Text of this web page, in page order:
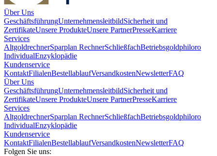
Über Uns
GeschäftsführungUnternehmensleitbildSicherheit und
ZertifikateUnsere ProdukteUnsere PartnerPresseKarriere
Services
AltgoldrechnerSparplan RechnerSchließfachBetriebsgoldphiloro
IndividualEnzyklopädie
Kundenservice
KontaktFilialenBestellablaufVersandkostenNewsletterFAQ
Über Uns
GeschäftsführungUnternehmensleitbildSicherheit und
ZertifikateUnsere ProdukteUnsere PartnerPresseKarriere
Services
AltgoldrechnerSparplan RechnerSchließfachBetriebsgoldphiloro
IndividualEnzyklopädie
Kundenservice
KontaktFilialenBestellablaufVersandkostenNewsletterFAQ
Folgen Sie uns: